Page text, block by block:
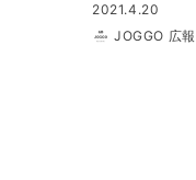
2021.4.20
JOGGO 広報